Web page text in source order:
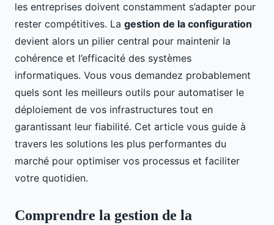
les entreprises doivent constamment s’adapter pour
rester compétitives. La gestion de la configuration
devient alors un pilier central pour maintenir la
cohérence et l’efficacité des systèmes
informatiques. Vous vous demandez probablement
quels sont les meilleurs outils pour automatiser le
déploiement de vos infrastructures tout en
garantissant leur fiabilité. Cet article vous guide à
travers les solutions les plus performantes du
marché pour optimiser vos processus et faciliter
votre quotidien.
Comprendre la gestion de la